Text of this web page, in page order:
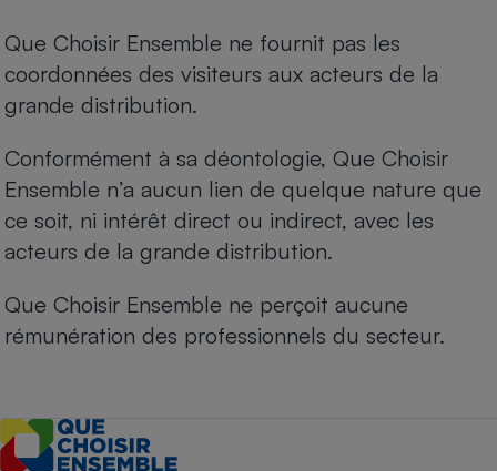
Que Choisir Ensemble ne fournit pas les
coordonnées des visiteurs aux acteurs de la
grande distribution.
Conformément à sa déontologie, Que Choisir
Ensemble n’a aucun lien de quelque nature que
ce soit, ni intérêt direct ou indirect, avec les
acteurs de la grande distribution.
Que Choisir Ensemble ne perçoit aucune
rémunération des professionnels du secteur.